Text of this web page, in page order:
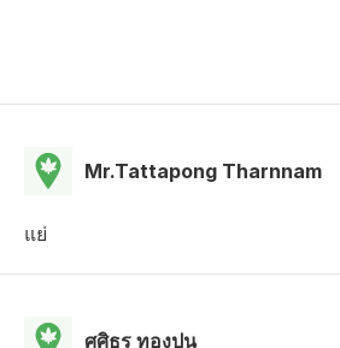
Mr.Tattapong Tharnnam
แย่
ศศิธร ทองปน